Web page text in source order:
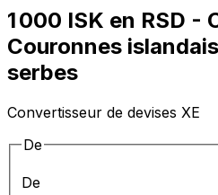
1 000 ISK en RSD -
Couronnes
serbes
Convertisseur de devises XE
De
De